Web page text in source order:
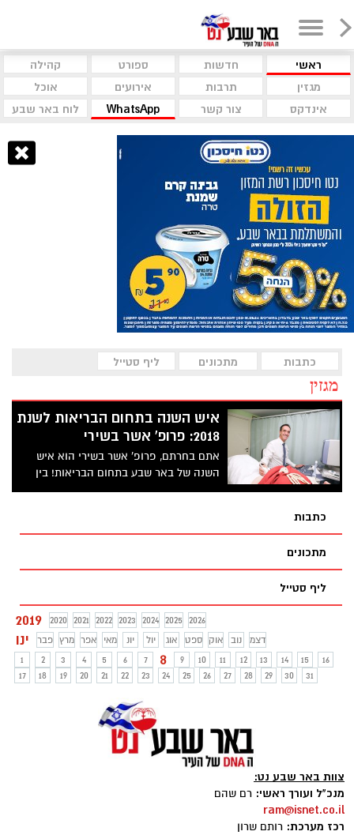
ראשי חדשות ספורט
קהילה
מגזין
תרבות אירועים
אוכל
אינדקס
צור קשר WhatsApp לוח באר שבע
כתבות מתכונים ליף סטייל
מגזין
איש השנה בתחום הבריאות לשנת
2018: פרופ' אשר בשירי
אתם בחרתם, פרופ' אשר בשירי הוא איש
השנה של באר שבע בתחום הבריאות! בין
ניהול מחלקת יולדות ג' והמרפאה לאיבודי
הצלחנו לתפוס את פרופ' בשירי לראיון
כתבות
מתכונים
ליף סטייל
2019 2020 2021 2022 2023 2024 2025 2026
ינו פבר מרץ אפר מאי יונ יול אוג ספט אוק נוב
דצמ
1
2 3 4 5 6 7 8 9 10 11 12 13 14 15
16
17
18 19 20 21 22 23 24 25 26 27 28 29 30 31
צוות באר שבע נט:
מנכ"ל ועורך ראשי: רם שהם
ram@isnet.co.il
רכז מערכת: רותם שרון